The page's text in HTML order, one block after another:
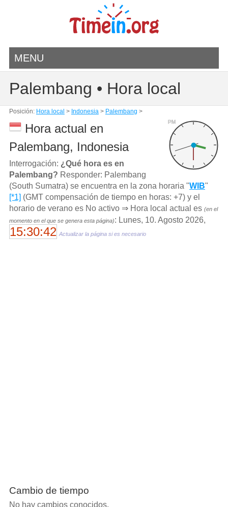
MENU
Palembang • Hora local
Posición: Hora local > Indonesia> Palembang >
PM
Hora actual en
Palembang, Indonesia
Interrogación: ¿Qué hora es en
Palembang? Responder: Palembang
(South Sumatra) se encuentra en la zona horaria "WIB"
[*1] (GMT compensación de tiempo en horas: +7) y el
horario de verano es No activo ⇒ Hora local actual es (en el
momento en el que se genera esta página): Lunes, 10. Agosto 2026,
15:30:42 Actualizar la página si es necesario
Cambio de tiempo
No hay cambios conocidos.